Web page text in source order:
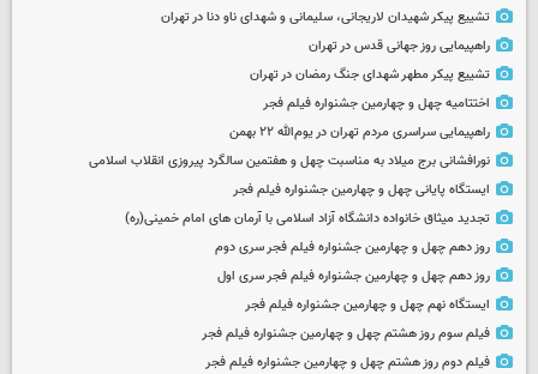
تشییع پیکر شهیدان لاریجانی، سلیمانی و شهدای ناو دنا در تهران
راهپیمایی روز جهانی قدس در تهران
تشییع پیکر مطهر شهدای جنگ رمضان در تهران
اختتامیه چهل و چهارمین جشنواره فیلم فجر
راهپیمایی سراسری مردم تهران در یوم‌الله ۲۲ بهمن
نورافشانی برج میلاد به مناسبت چهل‌ و هفتمین سالگرد پیروزی انقلاب اسلامی
ایستگاه پایانی چهل و چهارمین جشنواره فیلم فجر
تجدید میثاق خانواده دانشگاه آزاد اسلامی با آرمان های امام خمینی(ره)
روز دهم چهل و چهارمین جشنواره فیلم فجر سری دوم
روز دهم چهل و چهارمین جشنواره فیلم فجر سری اول
ایستگاه نهم چهل و چهارمین جشنواره فیلم فجر
فیلم سوم روز هشتم چهل و چهارمین جشنواره فیلم فجر
فیلم دوم روز هشتم چهل و چهارمین جشنواره فیلم فجر